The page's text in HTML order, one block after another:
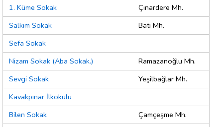
1. Küme Sokak
Çınardere Mh.
Salkım Sokak
Batı Mh.
Sefa Sokak
Nizam Sokak (Aba Sokak.)
Ramazanoğlu Mh.
Sevgi Sokak
Yeşilbağlar Mh.
Kavakpınar İlkokulu
Bilen Sokak
Çamçeşme Mh.